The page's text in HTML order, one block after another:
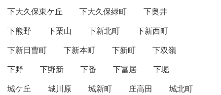
下大久保東ケ丘
下大久保緑町
下奥井
下熊野
下栗山 下新北町
下新西町
下新日曹町
下新本町 下新町
下双嶺
下野
下野新 下番 下冨居
下堀
城ケ丘
城川原 城新町 庄高田
城北町